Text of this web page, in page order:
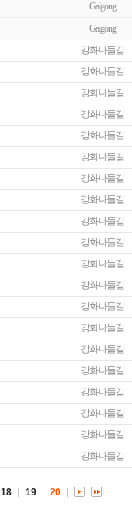
Galgong
Galgong
강화나들길
강화나들길
강화나들길
강화나들길
강화나들길
강화나들길
강화나들길
강화나들길
강화나들길
강화나들길
강화나들길
강화나들길
강화나들길
강화나들길
강화나들길
강화나들길
강화나들길
강화나들길
강화나들길
강화나들길
18 19 20